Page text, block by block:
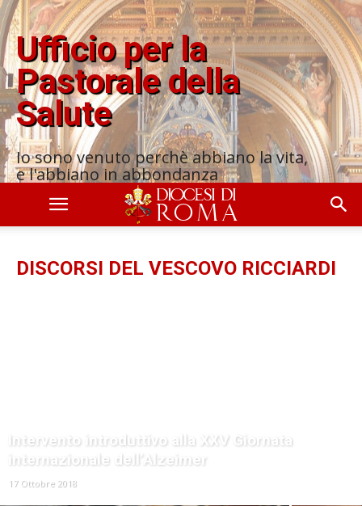
Ufficio per la
Pastorale della
Salute
Io sono venuto perchè abbiano la vita,
e l'abbiano in abbondanza
DISCORSI DEL VESCOVO RICCIARDI
Intervento introduttivo alla XXV Giornata
internazionale dell’Alzeimer
17 Ottobre 2018